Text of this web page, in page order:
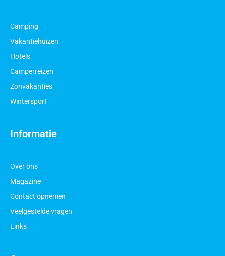
Informatie
Over ons
Magazine
Contact opnemen
Veelgestelde vragen
Links
Camping
Vakantiehuizen
Hotels
Camperreizen
Zonvakanties
Wintersport